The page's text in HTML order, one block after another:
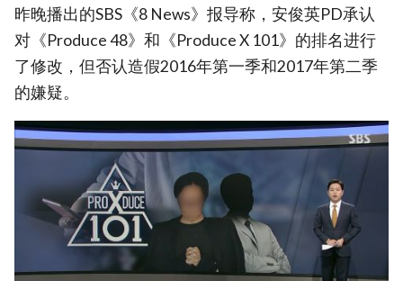
昨晚播出的SBS《8 News》报导称，安俊英PD承认
对《Produce 48》和《Produce X 101》的排名进行
了修改，但否认造假2016年第一季和2017年第二季
的嫌疑。